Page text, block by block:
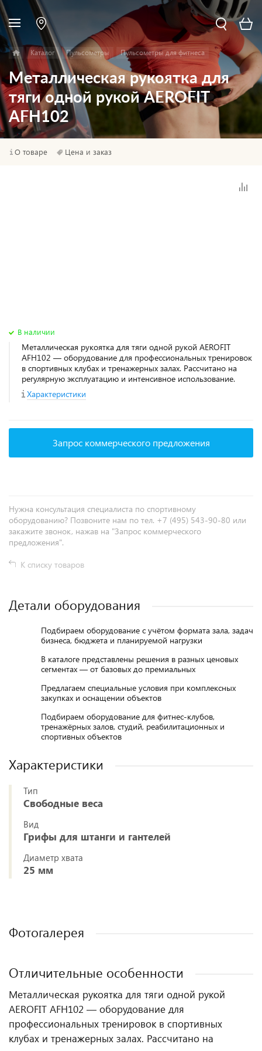
Каталог Пульсометры Пульсометры для фитнеса
Металлическая рукоятка для
тяги одной рукой AEROFIT
AFH102
О товаре Цена и заказ
В наличии
Металлическая рукоятка для тяги одной рукой AEROFIT
AFH102 — оборудование для профессиональных тренировок
в спортивных клубах и тренажерных залах. Рассчитано на
регулярную эксплуатацию и интенсивное использование.
Характеристики
Запрос коммерческого предложения
Нужна консультация специалиста по спортивному
оборудованию? Позвоните нам по тел. +7 (495) 543-90-80 или
закажите звонок, нажав на "Запрос коммерческого
предложения".
К списку товаров
Детали оборудования
Подбираем оборудование с учётом формата зала, задач
бизнеса, бюджета и планируемой нагрузки
В каталоге представлены решения в разных ценовых
сегментах — от базовых до премиальных
Предлагаем специальные условия при комплексных
закупках и оснащении объектов
Подбираем оборудование для фитнес-клубов,
тренажёрных залов, студий, реабилитационных и
спортивных объектов
Характеристики
Тип
Свободные веса
Вид
Грифы для штанги и гантелей
Диаметр хвата
25 мм
Фотогалерея
Отличительные особенности
Металлическая рукоятка для тяги одной рукой
AEROFIT AFH102 — оборудование для
профессиональных тренировок в спортивных
клубах и тренажерных залах. Рассчитано на